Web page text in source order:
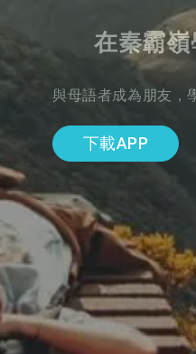
在秦霸
與母語者成為朋友，
下載APP